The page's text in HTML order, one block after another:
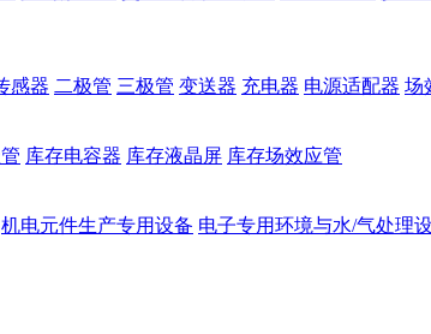
感器 二极管 三极管 变送器 充电器 电源适配器 场
库存电容器 库存液晶屏 库存场效应管
机电元件生产专用设备 电子专用环境与水/气处理